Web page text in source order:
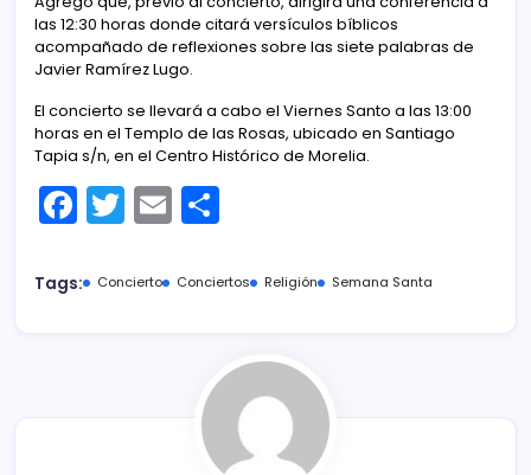
las 12:30 horas donde citará versículos bíblicos
acompañado de reflexiones sobre las siete palabras de
Javier Ramírez Lugo.
El concierto se llevará a cabo el Viernes Santo a las 13:00
horas en el Templo de las Rosas, ubicado en Santiago
Tapia s/n, en el Centro Histórico de Morelia.
F
a
c
T
w
itt
E
m
ai m
ar
tir
Tags: Concierto Conciertos Religión Semana Santa